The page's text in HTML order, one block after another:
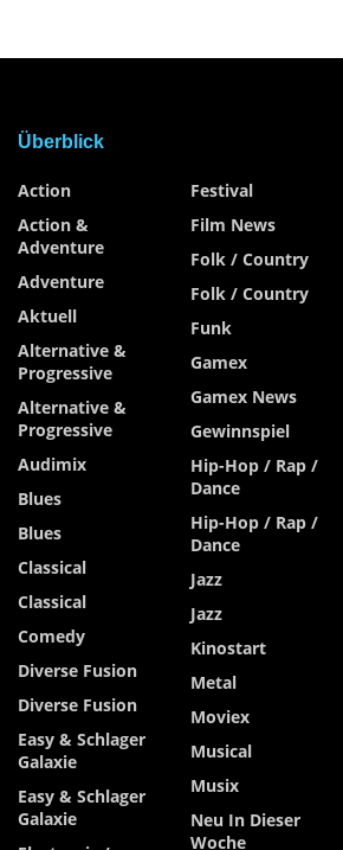
Überblick
Action
Action &
Adventure
Adventure
Aktuell
Alternative &
Progressive
Alternative &
Progressive
Audimix
Blues
Blues
Classical
Classical
Comedy
Diverse Fusion
Diverse Fusion
Easy & Schlager
Galaxie
Easy & Schlager
Galaxie
Festival
Film News
Folk / Country
Folk / Country
Funk
Gamex
Gamex News
Gewinnspiel
Hip-Hop / Rap /
Dance
Hip-Hop / Rap /
Dance
Jazz
Jazz
Kinostart
Metal
Moviex
Musical
Musix
Neu In Dieser
Woche